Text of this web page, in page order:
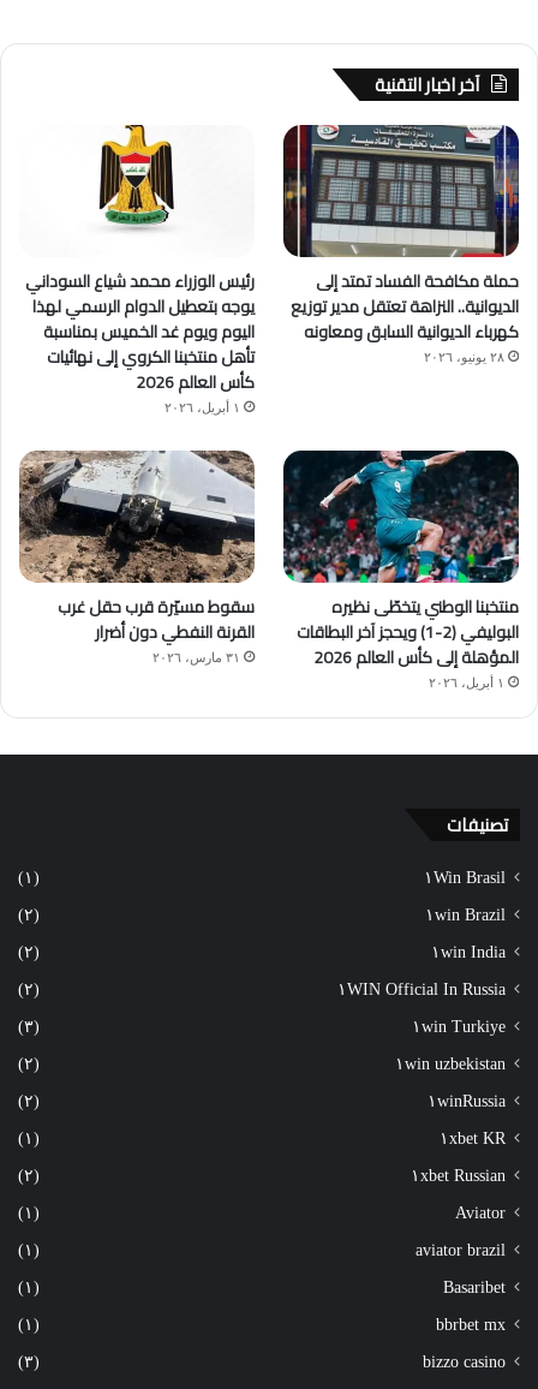
آخر اخبار التقنية
حملة مكافحة الفساد تمتد إلى
الديوانية.. النزاهة تعتقل مدير توزيع
كهرباء الديوانية السابق ومعاونه
٢٨ يونيو، ٢٠٢٦
رئيس الوزراء محمد شياع السوداني
يوجه بتعطيل الدوام الرسمي لهذا
اليوم ويوم غد الخميس بمناسبة
تأهل منتخبنا الكروي إلى نهائيات
كأس العالم 2026
١ أبريل، ٢٠٢٦
منتخبنا الوطني يتخطّى نظيره
البوليفي (2-1) ويحجز آخر البطاقات
المؤهلة إلى كأس العالم 2026
١ أبريل، ٢٠٢٦
سقوط مسيّرة قرب حقل غرب
القرنة النفطي دون أضرار
٣١ مارس، ٢٠٢٦
تصنيفات
١Win Brasil (١)
١win Brazil (٢)
١win India (٢)
١WIN Official In Russia (٢)
١win Turkiye (٣)
١win uzbekistan (٢)
١winRussia (٢)
١xbet KR (١)
١xbet Russian (٢)
Aviator (١)
aviator brazil (١)
Basaribet (١)
bbrbet mx (١)
bizzo casino (٣)